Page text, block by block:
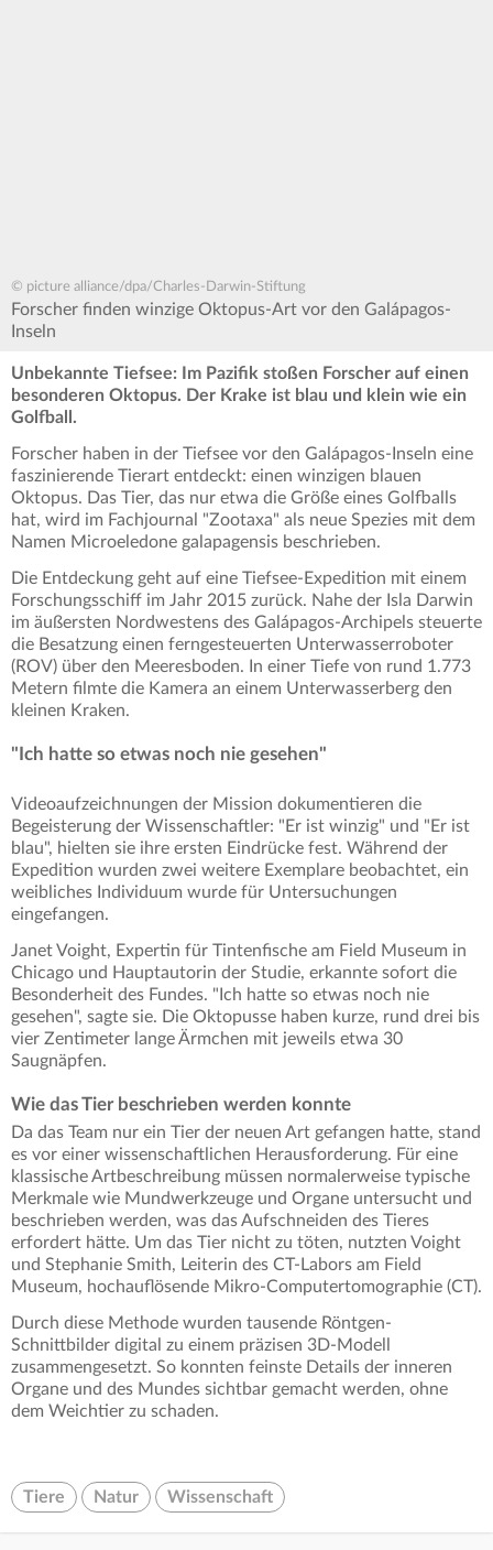
© picture alliance/dpa/Charles-Darwin-Stiftung
Forscher finden winzige Oktopus-Art vor den Galápagos-
Inseln
Unbekannte Tiefsee: Im Pazifik stoßen Forscher auf einen
besonderen Oktopus. Der Krake ist blau und klein wie ein
Golfball.
Forscher haben in der Tiefsee vor den Galápagos-Inseln eine
faszinierende Tierart entdeckt: einen winzigen blauen
Oktopus. Das Tier, das nur etwa die Größe eines Golfballs
hat, wird im Fachjournal "Zootaxa" als neue Spezies mit dem
Namen Microeledone galapagensis beschrieben.
Die Entdeckung geht auf eine Tiefsee-Expedition mit einem
Forschungsschiff im Jahr 2015 zurück. Nahe der Isla Darwin
im äußersten Nordwestens des Galápagos-Archipels steuerte
die Besatzung einen ferngesteuerten Unterwasserroboter
(ROV) über den Meeresboden. In einer Tiefe von rund 1.773
Metern filmte die Kamera an einem Unterwasserberg den
kleinen Kraken.
"Ich hatte so etwas noch nie gesehen"
Videoaufzeichnungen der Mission dokumentieren die
Begeisterung der Wissenschaftler: "Er ist winzig" und "Er ist
blau", hielten sie ihre ersten Eindrücke fest. Während der
Expedition wurden zwei weitere Exemplare beobachtet, ein
weibliches Individuum wurde für Untersuchungen
eingefangen.
Janet Voight, Expertin für Tintenfische am Field Museum in
Chicago und Hauptautorin der Studie, erkannte sofort die
Besonderheit des Fundes. "Ich hatte so etwas noch nie
gesehen", sagte sie. Die Oktopusse haben kurze, rund drei bis
vier Zentimeter lange Ärmchen mit jeweils etwa 30
Saugnäpfen.
Wie das Tier beschrieben werden konnte
Da das Team nur ein Tier der neuen Art gefangen hatte, stand
es vor einer wissenschaftlichen Herausforderung. Für eine
klassische Artbeschreibung müssen normalerweise typische
Merkmale wie Mundwerkzeuge und Organe untersucht und
beschrieben werden, was das Aufschneiden des Tieres
erfordert hätte. Um das Tier nicht zu töten, nutzten Voight
und Stephanie Smith, Leiterin des CT-Labors am Field
Museum, hochauflösende Mikro-Computertomographie (CT).
Durch diese Methode wurden tausende Röntgen-
Schnittbilder digital zu einem präzisen 3D-Modell
zusammengesetzt. So konnten feinste Details der inneren
Organe und des Mundes sichtbar gemacht werden, ohne
dem Weichtier zu schaden.
Tiere Natur Wissenschaft